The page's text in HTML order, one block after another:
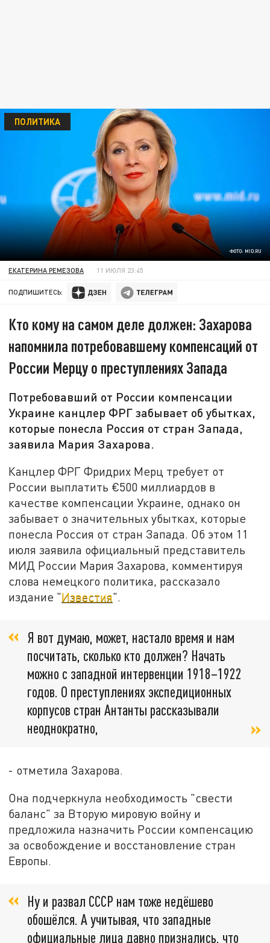
ФОТО: MID.RU
ПОЛИТИКА
ЕКАТЕРИНА РЕМЕЗОВА 11 ИЮЛЯ 23:45
ПОДПИШИТЕСЬ:
Кто кому на самом деле должен: Захарова
напомнила потребовавшему компенсаций от
России Мерцу о преступлениях Запада
Потребовавший от России компенсации
Украине канцлер ФРГ забывает об убытках,
которые понесла Россия от стран Запада,
заявила Мария Захарова.
Канцлер ФРГ Фридрих Мерц требует от
России выплатить €500 миллиардов в
качестве компенсации Украине, однако он
забывает о значительных убытках, которые
понесла Россия от стран Запада. Об этом 11
июля заявила официальный представитель
МИД России Мария Захарова, комментируя
слова немецкого политика, рассказало
издание "Известия".
Я вот думаю, может, настало время и нам
посчитать, сколько кто должен? Начать
можно с западной интервенции 1918–1922
годов. О преступлениях экспедиционных
корпусов стран Антанты рассказывали
неоднократно,
- отметила Захарова.
Она подчеркнула необходимость "свести
баланс" за Вторую мировую войну и
предложила назначить России компенсацию
за освобождение и восстановление стран
Европы.
Ну и развал СССР нам тоже недёшево
обошёлся. А учитывая, что западные
официальные лица давно признались, что